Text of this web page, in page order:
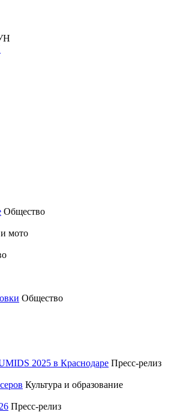
Общество
мото
Общество
2025 в Краснодаре Пресс-релиз
Культура и образование
Пресс-релиз